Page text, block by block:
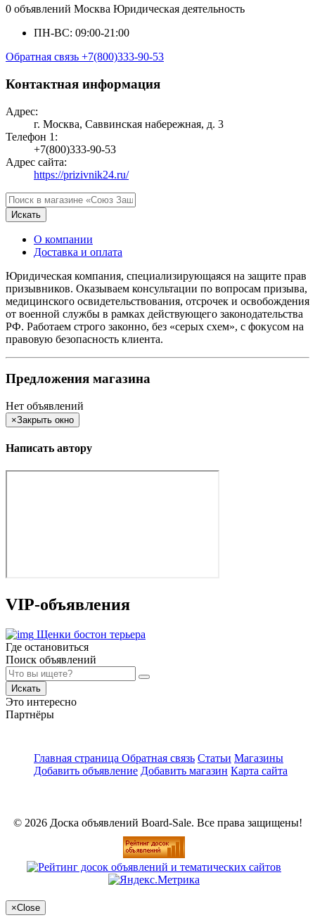
0 объявлений Москва Юридическая деятельность
ПН-ВС: 09:00-21:00
Обратная связь +7(800)333-90-53
Контактная информация
Адрес:
г. Москва, Саввинская набережная, д. 3
Телефон 1:
+7(800)333-90-53
Адрес сайта:
https://prizivnik24.ru/
Искать
О компании
Доставка и оплата
Юридическая компания, специализирующаяся на защите прав
призывников. Оказываем консультации по вопросам призыва,
медицинского освидетельствования, отсрочек и освобождения
от военной службы в рамках действующего законодательства
РФ. Работаем строго законно, без «серых схем», с фокусом на
правовую безопасность клиента.
Предложения магазина
Нет объявлений
×Закрыть окно
Написать автору
VIP-объявления
Щенки бостон терьера
Где остановиться
Поиск объявлений
Искать
Это интересно
Партнёры
Главная страница Обратная связь Статьи Магазины
Добавить объявление Добавить магазин Карта сайта
© 2026 Доска объявлений Board-Sale. Все права защищены!
×Close